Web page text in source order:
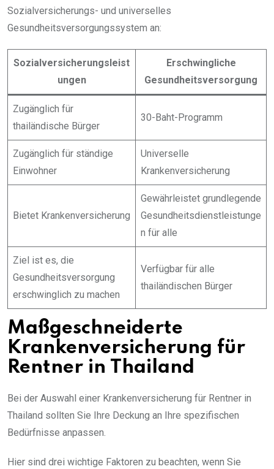
Sozialversicherungs- und universelles
Gesundheitsversorgungssystem an:
Sozialversicherungsleist
ungen
Erschwingliche
Gesundheitsversorgung
Zugänglich für
thailändische Bürger
30-Baht-Programm
Zugänglich für ständige
Einwohner
Universelle
Krankenversicherung
Bietet Krankenversicherung
Gewährleistet grundlegende
Gesundheitsdienstleistunge
n für alle
Ziel ist es, die
Gesundheitsversorgung
erschwinglich zu machen
Verfügbar für alle
thailändischen Bürger
Maßgeschneiderte
Krankenversicherung für
Rentner in Thailand
Bei der Auswahl einer Krankenversicherung für Rentner in
Thailand sollten Sie Ihre Deckung an Ihre spezifischen
Bedürfnisse anpassen.
Hier sind drei wichtige Faktoren zu beachten, wenn Sie